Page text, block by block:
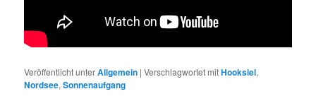
Veröffentlicht unterAllgemein |Verschlagwortet mitHooksiel,
Nordsee,Sonnenaufgang